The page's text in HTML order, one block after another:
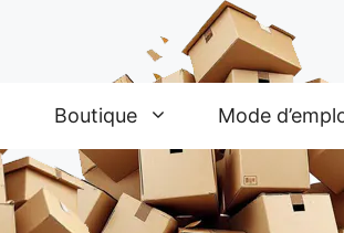
Boutique Mode